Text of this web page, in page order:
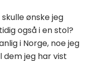
ønske jeg
også i en stol?
i Norge, noe jeg
jeg har vist